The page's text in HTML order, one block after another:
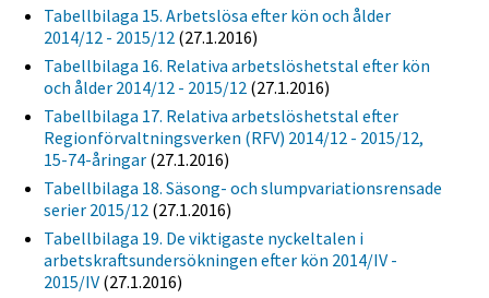
Tabellbilaga 15. Arbetslösa efter kön och ålder
2014/12 - 2015/12 (27.1.2016)
Tabellbilaga 16. Relativa arbetslöshetstal efter kön
och ålder 2014/12 - 2015/12 (27.1.2016)
Tabellbilaga 17. Relativa arbetslöshetstal efter
Regionförvaltningsverken (RFV) 2014/12 - 2015/12,
15-74-åringar (27.1.2016)
Tabellbilaga 18. Säsong- och slumpvariationsrensade
serier 2015/12 (27.1.2016)
Tabellbilaga 19. De viktigaste nyckeltalen i
arbetskraftsundersökningen efter kön 2014/IV -
2015/IV (27.1.2016)